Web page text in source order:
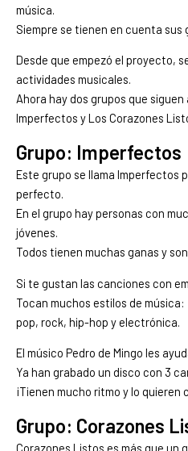
música.
Siempre se tienen en cuenta sus
Desde que empezó el proyecto,
actividades musicales.
Ahora hay dos grupos que
Imperfectos y Los Corazones
Grupo: Imperfectos
Este grupo se llama Imperfectos
perfecto.
En el grupo hay personas con
jóvenes.
Todos tienen muchas ganas y
Si te gustan las canciones con
Tocan muchos estilos de música:
pop, rock, hip-hop y electrónica.
El músico Pedro de Mingo les
Ya han grabado un disco con 3
¡Tienen mucho ritmo y lo
Grupo: Corazones
Corazones Listos es más que un